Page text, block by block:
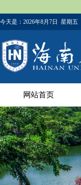
今天是： 2026年8月7日 星期五
网站首页